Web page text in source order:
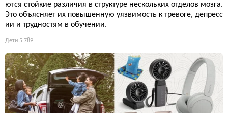
ются стойкие различия в структуре нескольких отделов мозга.
Это объясняет их повышенную уязвимость к тревоге, депресс
ии и трудностям в обучении.
Дети 5 789